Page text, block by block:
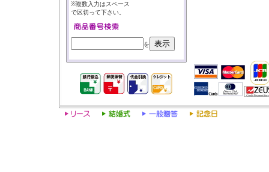
※複数入力はスペース
で区切って下さい。
を